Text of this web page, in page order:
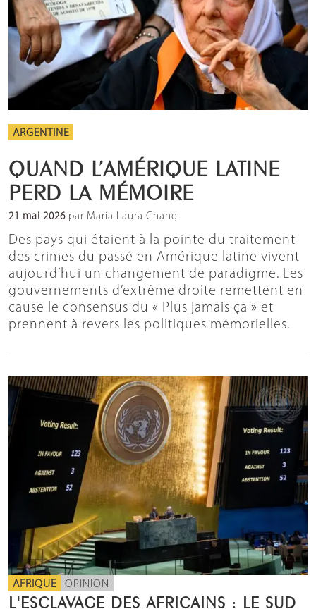
ARGENTINE
QUAND L’AMÉRIQUE LATINE
PERD LA MÉMOIRE
21 mai 2026 par María Laura Chang
Des pays qui étaient à la pointe du traitement
des crimes du passé en Amérique latine vivent
aujourd’hui un changement de paradigme. Les
gouvernements d’extrême droite remettent en
cause le consensus du « Plus jamais ça » et
prennent à revers les politiques mémorielles.
AFRIQUE OPINION
L'ESCLAVAGE DES AFRICAINS : LE SUD